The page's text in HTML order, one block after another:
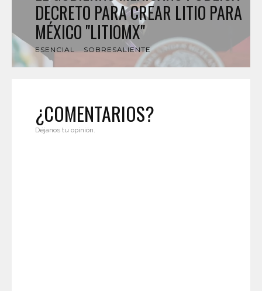
DECRETO PARA CREAR LITIO PARA
MÉXICO "LITIOMX"
ESENCIAL SOBRESALIENTE
¿COMENTARIOS?
Déjanos tu opinión.